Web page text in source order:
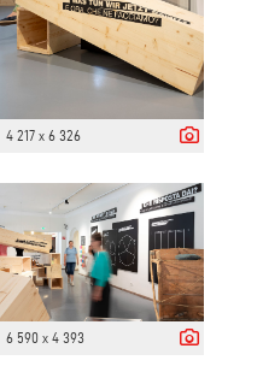
4 217 x 6 326
6 590 x 4 393